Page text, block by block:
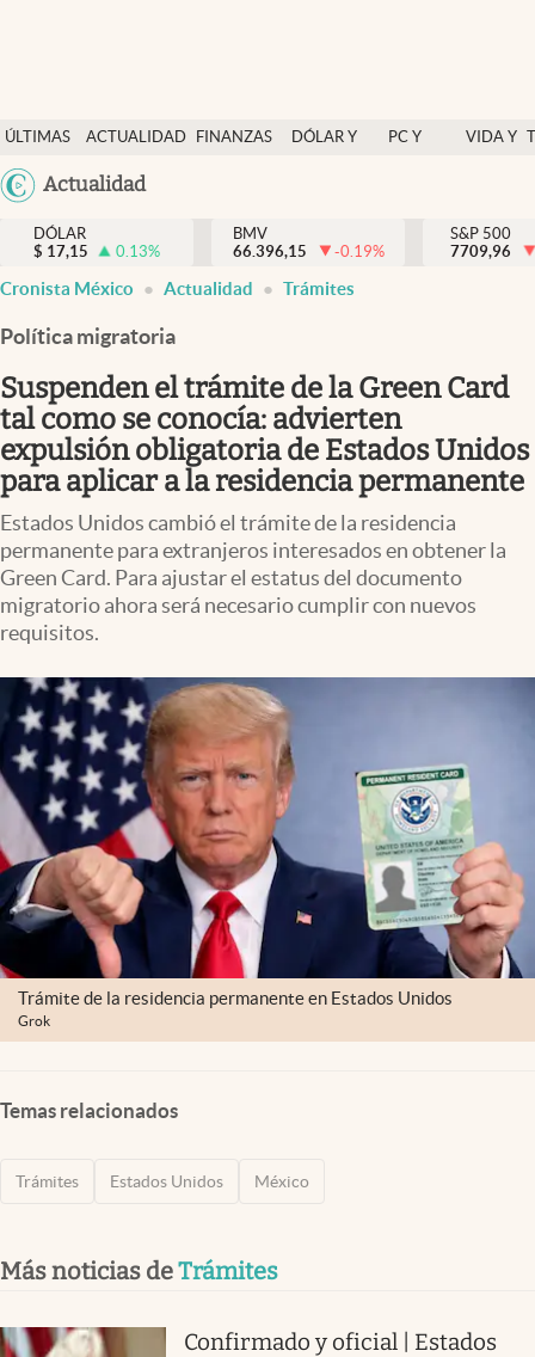
ÚLTIMAS
NOTICIAS
ACTUALIDAD
FINANZAS
DÓLAR Y
PC Y
VIDA Y
México
Actualidad
Actualidad
Finanzas y economía
Dólar y mercados
Pc y celular
Vida y estilo
Tv
Clima
Espiritualidad
Mediakit
abre en nueva pestaña
México
DÓLAR
$ 17,15 0.13%
BMV
66.396,15
-0.19%
S&P 500
7709,96
Cronista México Actualidad Trámites
Política migratoria
Suspenden el trámite de la Green Card
tal como se conocía: advierten
expulsión obligatoria de Estados Unidos
para aplicar a la residencia permanente
Estados Unidos cambió el trámite de la residencia
permanente para extranjeros interesados en obtener la
Green Card. Para ajustar el estatus del documento
migratorio ahora será necesario cumplir con nuevos
requisitos.
Trámite de la residencia permanente en Estados Unidos
Grok
Temas relacionados
Trámites Estados Unidos México
Más noticias deTrámites
Confirmado y oficial | Estados